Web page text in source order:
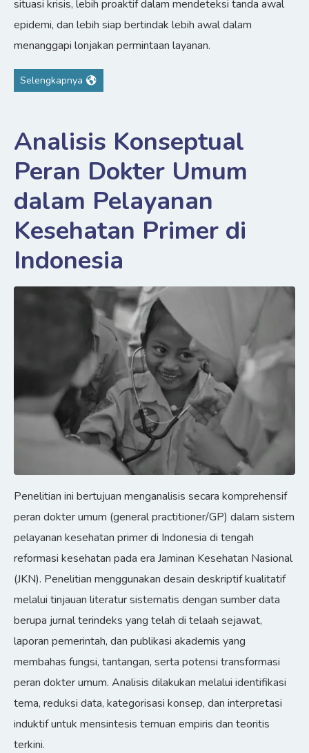
situasi krisis, lebih proaktif dalam mendeteksi tanda awal
epidemi, dan lebih siap bertindak lebih awal dalam
menanggapi lonjakan permintaan layanan.
Selengkapnya
Analisis Konseptual
Peran Dokter Umum
dalam Pelayanan
Kesehatan Primer di
Indonesia
Penelitian ini bertujuan menganalisis secara komprehensif
peran dokter umum (general practitioner/GP) dalam sistem
pelayanan kesehatan primer di Indonesia di tengah
reformasi kesehatan pada era Jaminan Kesehatan Nasional
(JKN). Penelitian menggunakan desain deskriptif kualitatif
melalui tinjauan literatur sistematis dengan sumber data
berupa jurnal terindeks yang telah di telaah sejawat,
laporan pemerintah, dan publikasi akademis yang
membahas fungsi, tantangan, serta potensi transformasi
peran dokter umum. Analisis dilakukan melalui identifikasi
tema, reduksi data, kategorisasi konsep, dan interpretasi
induktif untuk mensintesis temuan empiris dan teoritis
terkini.